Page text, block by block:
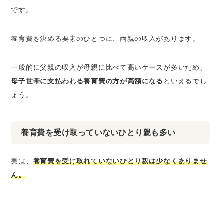
です。
養育費を決める要素のひとつに、両親の収入があります。
一般的に父親の収入が母親に比べて高いケースが多いため、
母子世帯に支払われる養育費の方が高額になる といえるでし
ょう。
養育費を受け取っていないひとり親も多い
実は、 養育費を受け取れていないひとり親は少なくありませ
ん。